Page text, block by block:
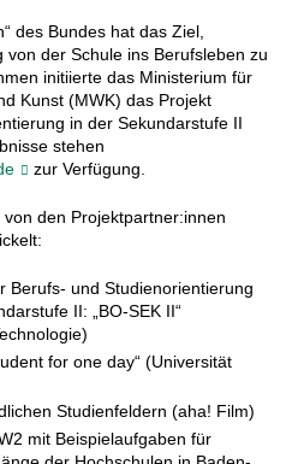
des Bundes hat das Ziel,
der Schule ins Berufsleben zu
initiierte das Ministerium für
Kunst (MWK) das Projekt
in der Sekundarstufe II
stehen
zur Verfügung.
den Projektpartner:innen
Berufs- und Studienorientierung
II: „BO-SEK II“
for one day“ (Universität
Studienfeldern (aha! Film)
mit Beispielaufgaben für